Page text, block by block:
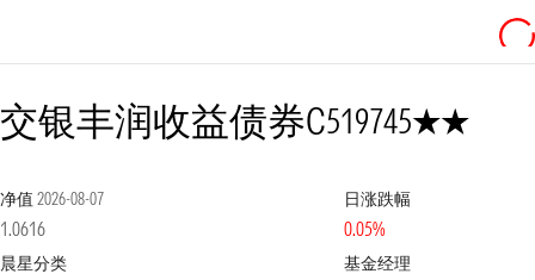
交银丰润收益债券C519745
净值 2026-08-07
1.0616
日涨跌幅
0.05%
晨星分类 基金经理